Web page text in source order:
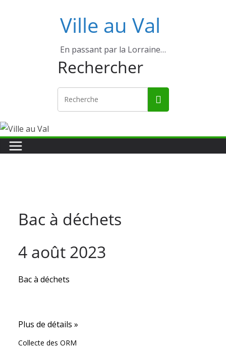
Ville au Val
En passant par la Lorraine…
Rechercher
Bac à déchets
4 août 2023
Bac à déchets
Plus de détails »
Collecte des ORM